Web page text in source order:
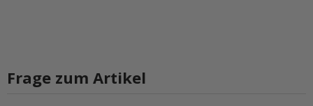
Frage zum Artikel